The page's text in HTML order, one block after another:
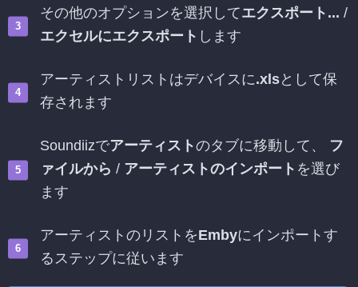
その他のオプションを選択してエクスポート... /
エクセルにエクスポート します
アーティストリストはデバイスに.xlsとして保
存されます
Soundiizでアーティストのタブに移動して、 フ
ァイルから / アーティストのインポート を選び
ます
アーティストのリストをEmbyにインポートす
るステップに従います